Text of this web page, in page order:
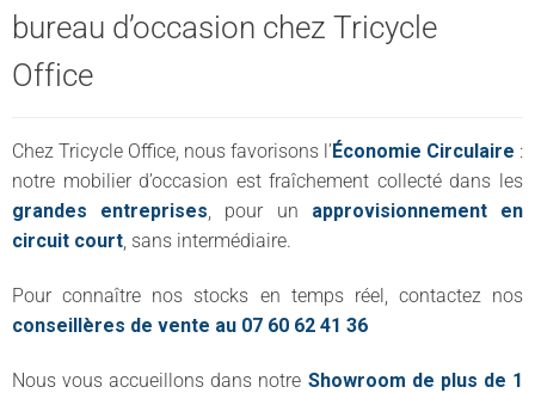
bureau d’occasion chez Tricycle
Office
Chez Tricycle Office, nous favorisons l’Économie Circulaire :
notre mobilier d’occasion est fraîchement collecté dans les
grandes entreprises, pour un approvisionnement en
circuit court, sans intermédiaire.
Pour connaître nos stocks en temps réel, contactez nos
conseillères de vente au 07 60 62 41 36
Nous vous accueillons dans notre Showroom de plus de 1